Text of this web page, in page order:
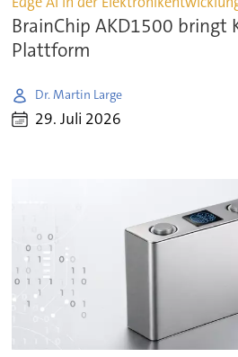
BrainChip AKD1500 bringt
Plattform
Dr. Martin Large
29. Juli 2026